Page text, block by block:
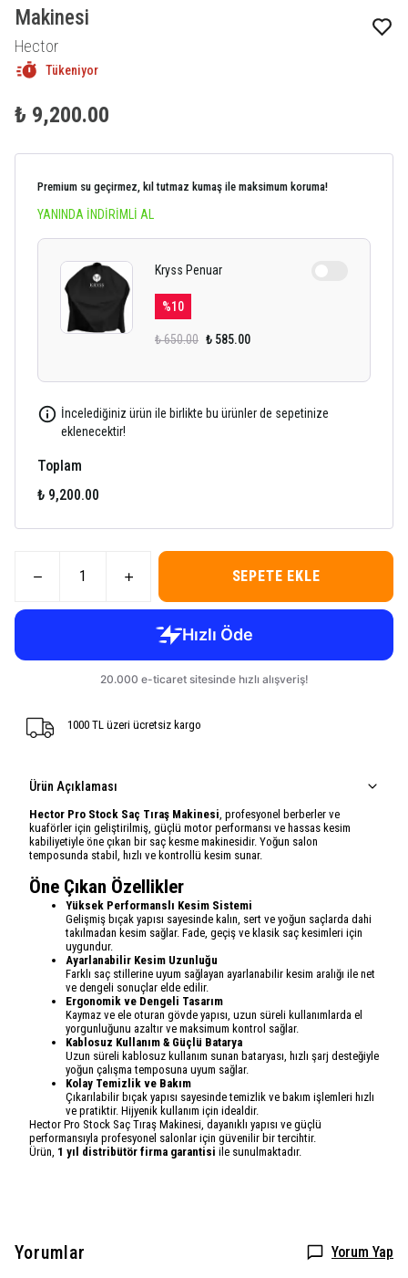
Hector
Makinesi
Tükeniyor
₺ 9,200.00
Premium su geçirmez, kıl tutmaz kumaş ile maksimum koruma!
YANINDA İNDİRİMLİ AL
Kryss Penuar
%10
₺ 650.00 ₺ 585.00
İncelediğiniz ürün ile birlikte bu ürünler de sepetinize
eklenecektir!
Toplam
₺ 9,200.00
SEPETE EKLE
1000 TL üzeri ücretsiz kargo
Ürün Açıklaması
Hector Pro Stock Saç Tıraş Makinesi, profesyonel berberler ve
kuaförler için geliştirilmiş, güçlü motor performansı ve hassas kesim
kabiliyetiyle öne çıkan bir saç kesme makinesidir. Yoğun salon
temposunda stabil, hızlı ve kontrollü kesim sunar.
Öne Çıkan Özellikler
Yüksek Performanslı Kesim Sistemi
Gelişmiş bıçak yapısı sayesinde kalın, sert ve yoğun saçlarda dahi
takılmadan kesim sağlar. Fade, geçiş ve klasik saç kesimleri için
uygundur.
Ayarlanabilir Kesim Uzunluğu
Farklı saç stillerine uyum sağlayan ayarlanabilir kesim aralığı ile net
ve dengeli sonuçlar elde edilir.
Ergonomik ve Dengeli Tasarım
Kaymaz ve ele oturan gövde yapısı, uzun süreli kullanımlarda el
yorgunluğunu azaltır ve maksimum kontrol sağlar.
Kablosuz Kullanım & Güçlü Batarya
Uzun süreli kablosuz kullanım sunan bataryası, hızlı şarj desteğiyle
yoğun çalışma temposuna uyum sağlar.
Kolay Temizlik ve Bakım
Çıkarılabilir bıçak yapısı sayesinde temizlik ve bakım işlemleri hızlı
ve pratiktir. Hijyenik kullanım için idealdir.
Hector Pro Stock Saç Tıraş Makinesi, dayanıklı yapısı ve güçlü
performansıyla profesyonel salonlar için güvenilir bir tercihtir.
Ürün, 1 yıl distribütör firma garantisi ile sunulmaktadır.
Yorumlar Yorum Yap